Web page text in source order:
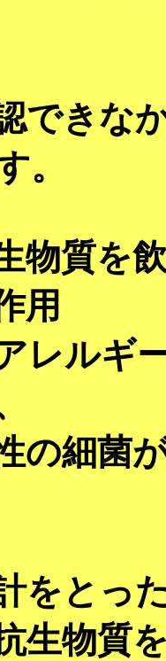
できな
。
を飲
用
レルギ
の細菌
とった
生物質